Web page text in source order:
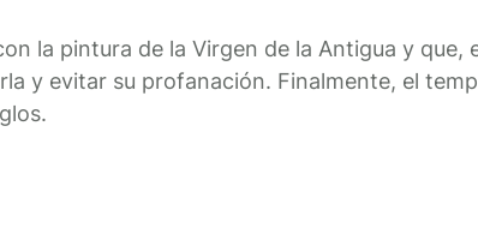
la pintura de la Virgen de la Antigua y que,
y evitar su profanación. Finalmente, el